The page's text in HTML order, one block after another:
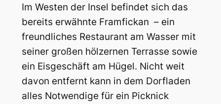
Im Westen der Insel befindet sich das
bereits erwähnte Framfickan – ein
freundliches Restaurant am Wasser mit
seiner großen hölzernen Terrasse sowie
ein Eisgeschäft am Hügel. Nicht weit
davon entfernt kann in dem Dorfladen
alles Notwendige für ein Picknick